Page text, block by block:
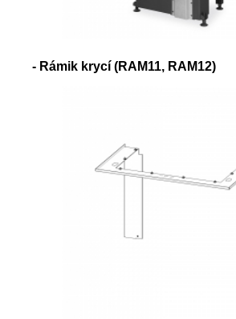
- Rámik krycí (RAM11, RAM12)